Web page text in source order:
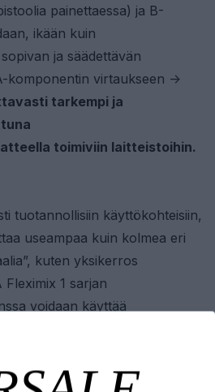
painettaessa) ja B-
ikään kuin
ja säädettävän
komponentin virtaukseen ->
tarkempi ja
toimiviin laitteistoihin.
tuotannollisiin käyttökohteisiin,
useampaa kuin kolmea eri
kuten yksikerros
1 sarjan
voidaan käyttää
kts. ylipaineinjektointi.